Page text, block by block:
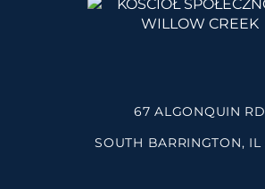
67 ALGONQUIN RD
SOUTH BARRINGTON, IL